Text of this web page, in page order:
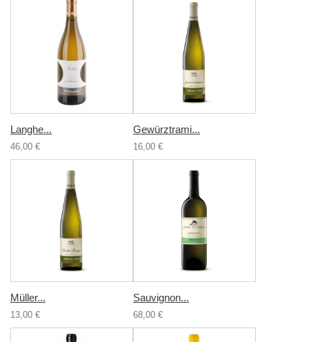
Langhe...
46,00 €
Gewürztrami...
16,00 €
Müller...
13,00 €
Sauvignon...
68,00 €